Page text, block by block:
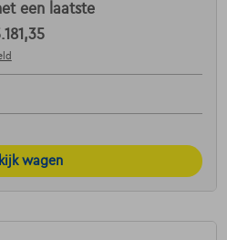
een laatste
wagen